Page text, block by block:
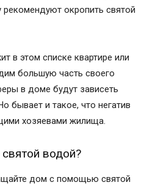
окропить святой
в этом списке квартире или
большую часть своего
в доме будут зависеть
бывает и такое, что негатив
хозяевами жилища.
святой водой?
дом с помощью святой